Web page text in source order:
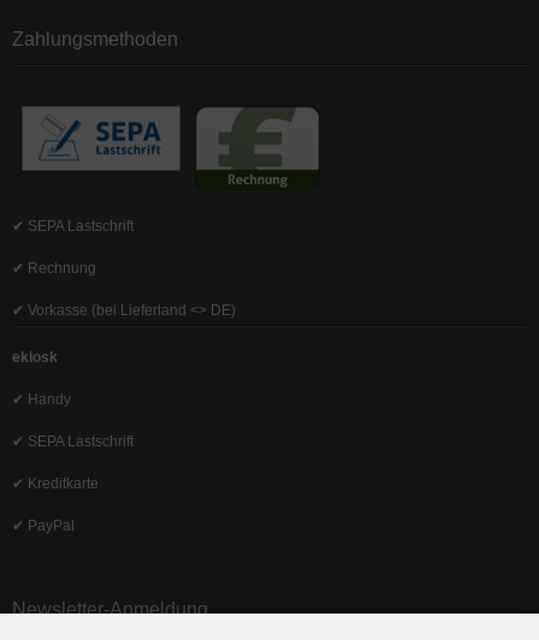
Zahlungsmethoden
✔ SEPA Lastschrift
✔ Rechnung
✔ Vorkasse (bei Lieferland <> DE)
ekiosk
✔ Handy
✔ SEPA Lastschrift
✔ Kreditkarte
✔ PayPal
Newsletter-Anmeldung